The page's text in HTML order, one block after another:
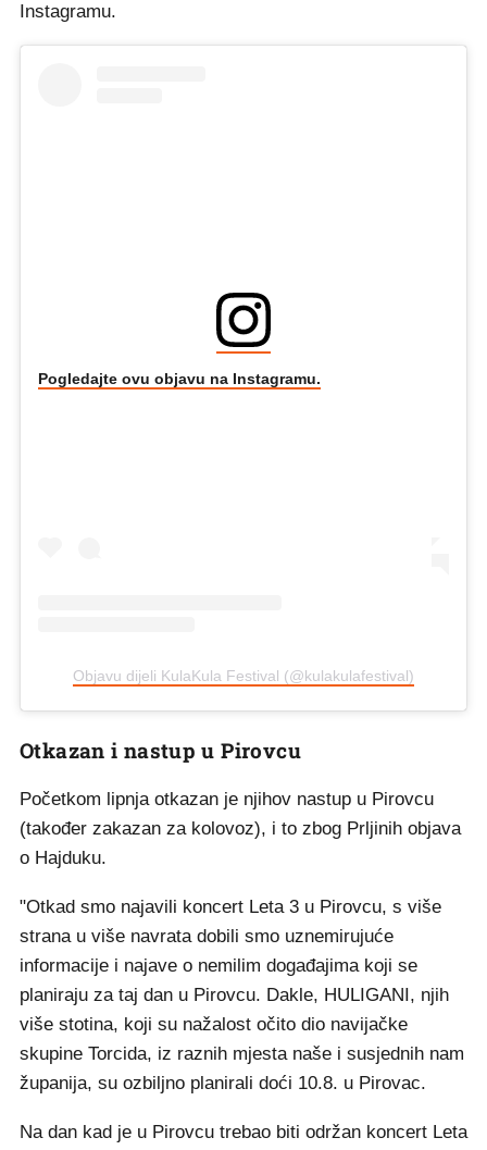
Instagramu.
Pogledajte ovu objavu na Instagramu.
Objavu dijeli KulaKula Festival (@kulakulafestival)
Otkazan i nastup u Pirovcu
Početkom lipnja otkazan je njihov nastup u Pirovcu
(također zakazan za kolovoz), i to zbog Prljinih objava
o Hajduku.
"Otkad smo najavili koncert Leta 3 u Pirovcu, s više
strana u više navrata dobili smo uznemirujuće
informacije i najave o nemilim događajima koji se
planiraju za taj dan u Pirovcu. Dakle, HULIGANI, njih
više stotina, koji su nažalost očito dio navijačke
skupine Torcida, iz raznih mjesta naše i susjednih nam
županija, su ozbiljno planirali doći 10.8. u Pirovac.
Na dan kad je u Pirovcu trebao biti održan koncert Leta